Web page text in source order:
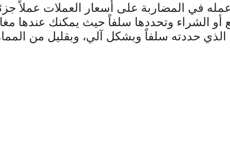
في المضاربة على أسعار العملات عملاً
الشراء وتحددها سلفاً حيث يمكنك عندها
حددته سلفاً وبشكل آلي، وبقليل من